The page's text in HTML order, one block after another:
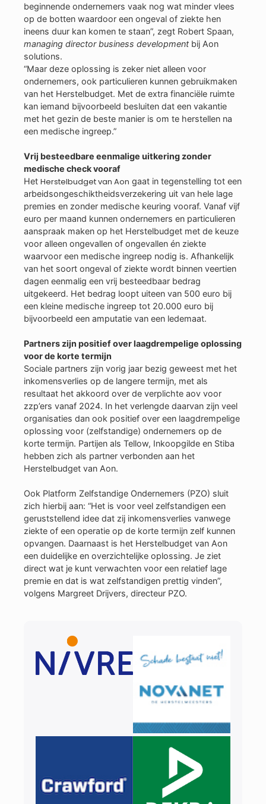
beginnende ondernemers vaak nog wat minder vlees
op de botten waardoor een ongeval of ziekte hen
ineens duur kan komen te staan”, zegt Robert Spaan,
managing director business development bij Aon
solutions.
“Maar deze oplossing is zeker niet alleen voor
ondernemers, ook particulieren kunnen gebruikmaken
van het Herstelbudget. Met de extra financiële ruimte
kan iemand bijvoorbeeld besluiten dat een vakantie
met het gezin de beste manier is om te herstellen na
een medische ingreep.”
Vrij besteedbare eenmalige uitkering zonder
medische check vooraf
Het Herstelbudget van Aon gaat in tegenstelling tot een
arbeidsongeschiktheidsverzekering uit van hele lage
premies en zonder medische keuring vooraf. Vanaf vijf
euro per maand kunnen ondernemers en particulieren
aanspraak maken op het Herstelbudget met de keuze
voor alleen ongevallen of ongevallen én ziekte
waarvoor een medische ingreep nodig is. Afhankelijk
van het soort ongeval of ziekte wordt binnen veertien
dagen eenmalig een vrij besteedbaar bedrag
uitgekeerd. Het bedrag loopt uiteen van 500 euro bij
een kleine medische ingreep tot 20.000 euro bij
bijvoorbeeld een amputatie van een ledemaat.
Partners zijn positief over laagdrempelige oplossing
voor de korte termijn
Sociale partners zijn vorig jaar bezig geweest met het
inkomensverlies op de langere termijn, met als
resultaat het akkoord over de verplichte aov voor
zzp’ers vanaf 2024. In het verlengde daarvan zijn veel
organisaties dan ook positief over een laagdrempelige
oplossing voor (zelfstandige) ondernemers op de
korte termijn. Partijen als Tellow, Inkoopgilde en Stiba
hebben zich als partner verbonden aan het
Herstelbudget van Aon.
Ook Platform Zelfstandige Ondernemers (PZO) sluit
zich hierbij aan: “Het is voor veel zelfstandigen een
geruststellend idee dat zij inkomensverlies vanwege
ziekte of een operatie op de korte termijn zelf kunnen
opvangen. Daarnaast is het Herstelbudget van Aon
een duidelijke en overzichtelijke oplossing. Je ziet
direct wat je kunt verwachten voor een relatief lage
premie en dat is wat zelfstandigen prettig vinden”,
volgens Margreet Drijvers, directeur PZO.